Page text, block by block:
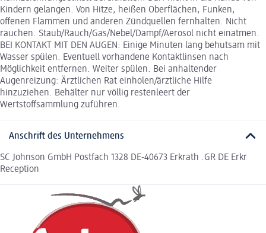
Kindern gelangen. Von Hitze, heißen Oberflächen, Funken,
offenen Flammen und anderen Zündquellen fernhalten. Nicht
rauchen. Staub/Rauch/Gas/Nebel/Dampf/Aerosol nicht einatmen.
BEI KONTAKT MIT DEN AUGEN: Einige Minuten lang behutsam mit
Wasser spülen. Eventuell vorhandene Kontaktlinsen nach
Möglichkeit entfernen. Weiter spülen. Bei anhaltender
Augenreizung: Ärztlichen Rat einholen/ärztliche Hilfe
hinzuziehen. Behälter nur völlig restenleert der
Wertstoffsammlung zuführen.
Anschrift des Unternehmens
SC Johnson GmbH Postfach 1328 DE-40673 Erkrath .GR DE Erkr
Reception